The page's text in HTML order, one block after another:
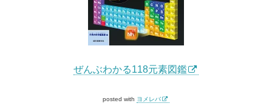
ぜんぶわかる118元素図鑑
posted with ヨメレバ